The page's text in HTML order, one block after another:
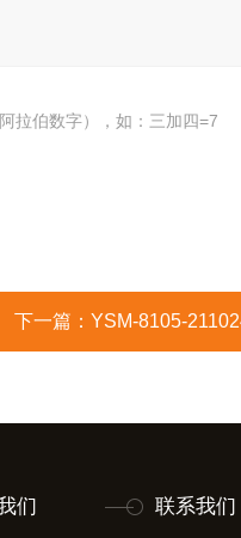
拉伯数字），如：三加四=7
下一篇： YSM-8105-
们 联系我们